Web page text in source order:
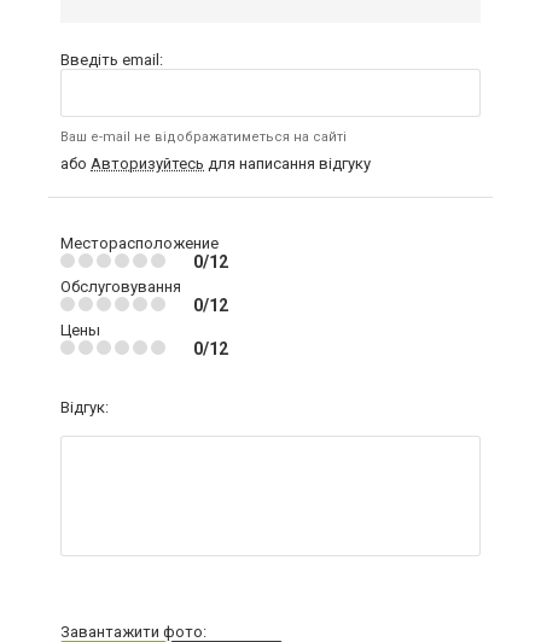
Введіть email:
Ваш e-mail не відображатиметься на сайті
або Авторизуйтесь для написання відгуку
Месторасположение
0/12
Обслуговування
0/12
Цены
0/12
Відгук:
Завантажити фото: